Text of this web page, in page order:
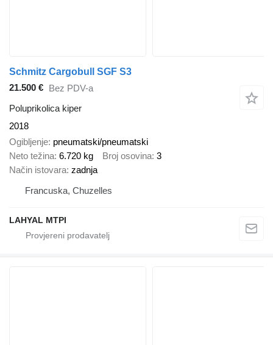
Schmitz Cargobull SGF S3
21.500 € Bez PDV-a
Poluprikolica kiper
2018
Ogibljenje pneumatski/pneumatski
Neto težina 6.720 kg Broj osovina 3
Način istovara zadnja
Francuska, Chuzelles
LAHYAL MTPI